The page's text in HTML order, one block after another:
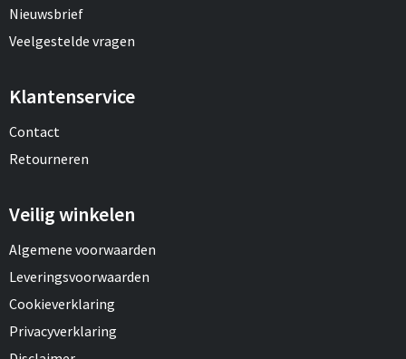
Nieuwsbrief
Veelgestelde vragen
Klantenservice
Contact
Retourneren
Veilig winkelen
Algemene voorwaarden
Leveringsvoorwaarden
Cookieverklaring
Privacyverklaring